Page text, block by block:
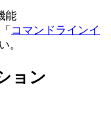
能
コマンドラインイ
。
ョン